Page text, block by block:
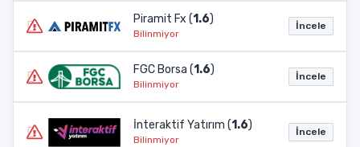
Piramit Fx (1.6)
Bilinmiyor
İncele
FGC Borsa (1.6)
Bilinmiyor
İncele
İnteraktif Yatırım (1.6)
Bilinmiyor
İncele